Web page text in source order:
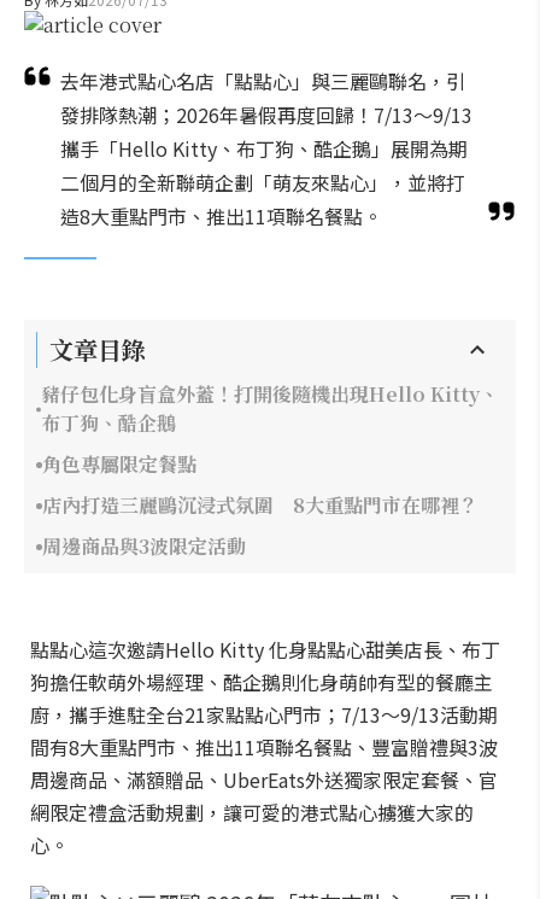
去年港式點心名店「點點心」與三麗鷗聯名，引
發排隊熱潮；2026年暑假再度回歸！7/13～9/13
攜手「Hello Kitty、布丁狗、酷企鵝」展開為期
二個月的全新聯萌企劃「萌友來點心」，並將打
造8大重點門市、推出11項聯名餐點。
文章目錄
豬仔包化身盲盒外蓋！打開後隨機出現Hello Kitty、
布丁狗、酷企鵝
角色專屬限定餐點
店內打造三麗鷗沉浸式氛圍 8大重點門市在哪裡？
周邊商品與3波限定活動
點點心這次邀請Hello Kitty 化身點點心甜美店長、布丁
狗擔任軟萌外場經理、酷企鵝則化身萌帥有型的餐廳主
廚，攜手進駐全台21家點點心門市；7/13～9/13活動期
間有8大重點門市、推出11項聯名餐點、豐富贈禮與3波
周邊商品、滿額贈品、UberEats外送獨家限定套餐、官
網限定禮盒活動規劃，讓可愛的港式點心擄獲大家的
心。